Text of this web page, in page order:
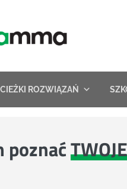
ROZWIĄZAŃ
poznać